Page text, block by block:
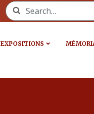
Search for:
EXPOSITIONS